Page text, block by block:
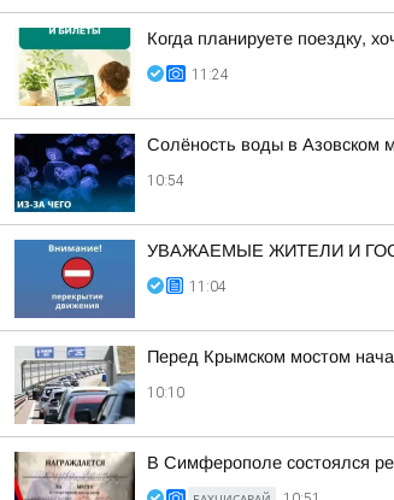
Когда планируете поездку,
11:24
Солёность воды в Азовском
10:54
УВАЖАЕМЫЕ ЖИТЕЛИ И
11:04
Перед Крымском мостом
10:10
В Симферополе состоялся